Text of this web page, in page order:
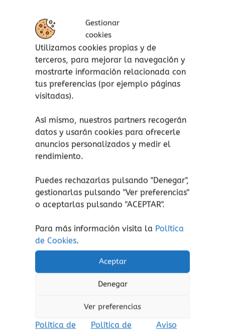
Gestionar
cookies
Utilizamos cookies propias y de
terceros, para mejorar la navegación y
mostrarte información relacionada con
tus preferencias (por ejemplo páginas
visitadas).
Así mismo, nuestros partners recogerán
datos y usarán cookies para ofrecerle
anuncios personalizados y medir el
rendimiento.
Puedes rechazarlas pulsando "Denegar",
gestionarlas pulsando "Ver preferencias"
o aceptarlas pulsando "ACEPTAR".
Para más información visita la Política
de Cookies.
Aceptar
Denegar
Ver preferencias
Política de
Política de
Aviso
tengan miedo de ser quienes son.
En la escuela o en casa, en el parque o el
jardín, puedes ser quien quieras, ¡lo importante
es ser feliz!
Puedes ser intrépida o tímida, veterinaria o
bombera, puedes jugar con el balón o a las
PERMITIDO!
Puedes tener el pelo corto o largo, llevar ropa
azul cielo o rosa claro. Seas chica o seas chico,
Productos relacionados